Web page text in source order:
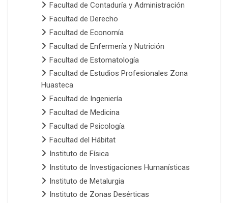
Facultad de Contaduría y Administración
Facultad de Derecho
Facultad de Economía
Facultad de Enfermería y Nutrición
Facultad de Estomatología
Facultad de Estudios Profesionales Zona
Huasteca
Facultad de Ingeniería
Facultad de Medicina
Facultad de Psicología
Facultad del Hábitat
Instituto de Física
Instituto de Investigaciones Humanísticas
Instituto de Metalurgia
Instituto de Zonas Desérticas